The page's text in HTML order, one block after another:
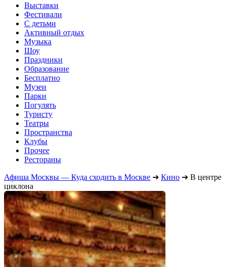
Выставки
Фестивали
С детьми
Активный отдых
Музыка
Шоу
Праздники
Образование
Бесплатно
Музеи
Парки
Погулять
Туристу
Театры
Пространства
Клубы
Прочее
Рестораны
Афиша Москвы — Куда сходить в Москве ➔ Кино ➔ В центре
циклона